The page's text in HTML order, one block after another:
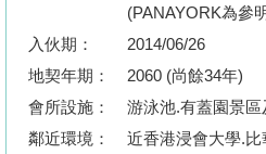
揭
產
(PANAYORK為參
入伙期：
2014/06/26
地契年期：
2060 (尚餘34年)
會所設施：
游泳池.有蓋園景區
鄰近環境：
近香港浸會大學.比